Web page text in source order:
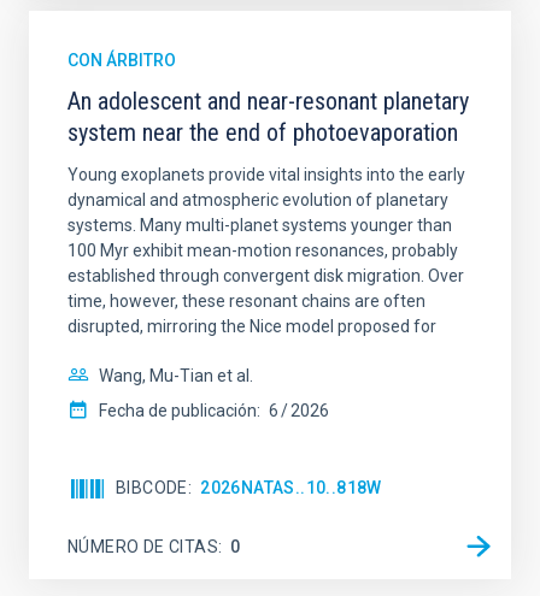
CON ÁRBITRO
An adolescent and near-resonant planetary
system near the end of photoevaporation
Young exoplanets provide vital insights into the early
dynamical and atmospheric evolution of planetary
systems. Many multi-planet systems younger than
100 Myr exhibit mean-motion resonances, probably
established through convergent disk migration. Over
time, however, these resonant chains are often
disrupted, mirroring the Nice model proposed for
Wang, Mu-Tian et al.
Fecha de publicación: 6 2026
BIBCODE 2026NATAS..10..818W
NÚMERO DE CITAS 0